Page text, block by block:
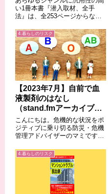
い1冊本書『潜入取材、全手
法』は、全253ページからなる
話題となった数々の潜入ルポを
手がけてきた著者による書き下
ろし作品だ。筆者は、週刊文春
などで某アパレルメーカーへの
潜入記事を執筆す...
4.暮らしのリスク
【2023年7月】自前で血
液製剤のはなし
（stand.fmアーカイブ
#5）
こんにちは。危機的な状況をポ
ジティブに乗り切る防災・危機
管理アドバイザーのマミです。
紹介した、自衛隊の自前で血液
製剤の話です。ツイートは貼っ
ておきます。今まで、自衛隊員
の血液製剤については、日本赤
十字を通じて、...
4.暮らしのリスク